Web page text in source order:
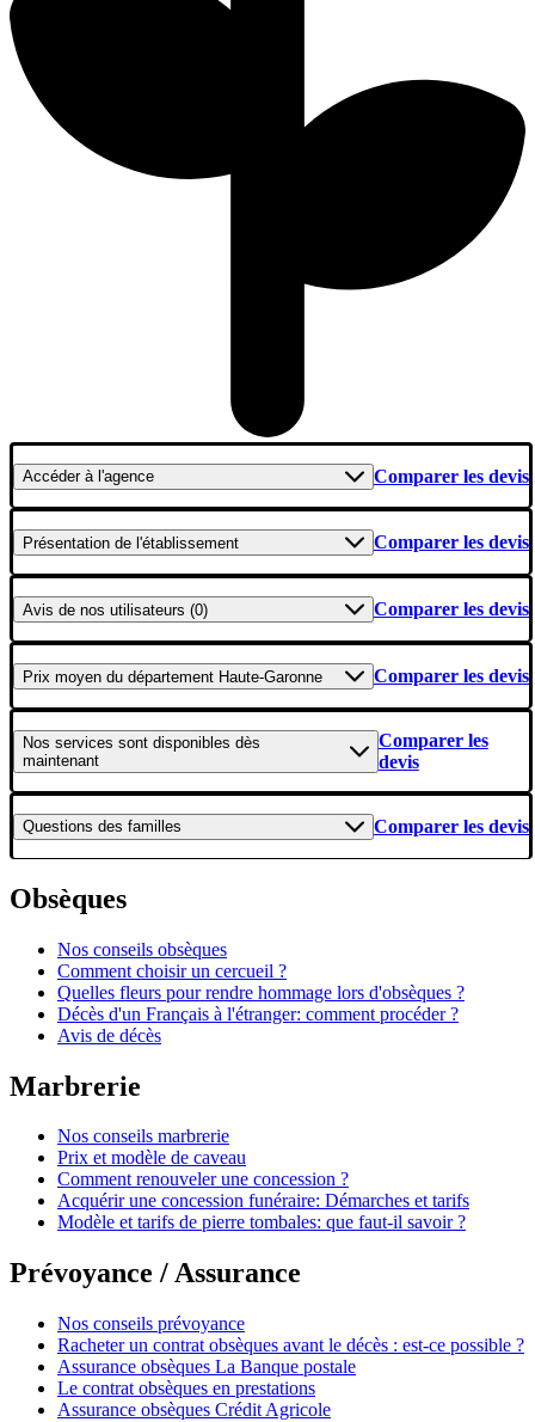
Accéderà l'agence Comparer les devis
Présentation de l'établissement Comparer les devis
Avis de nos utilisateurs (0) Comparer les devis
Prix moyen du département Haute-Garonne Comparer les devis
Nos services sont disponibles dès
maintenant
Comparer les
devis
Questions des familles Comparer les devis
Obsèques
Nos conseils obsèques
Comment choisir un cercueil ?
Quelles fleurs pour rendre hommage lors d'obsèques ?
Décès d'un Français à l'étranger: comment procéder ?
Avis de décès
Marbrerie
Nos conseils marbrerie
Prix et modèle de caveau
Comment renouveler une concession ?
Acquérir une concession funéraire: Démarches et tarifs
Modèle et tarifs de pierre tombales: que faut-il savoir ?
Prévoyance / Assurance
Nos conseils prévoyance
Racheter un contrat obsèques avant le décès : est-ce possible ?
Assurance obsèques La Banque postale
Le contrat obsèques en prestations
Assurance obsèques Crédit Agricole